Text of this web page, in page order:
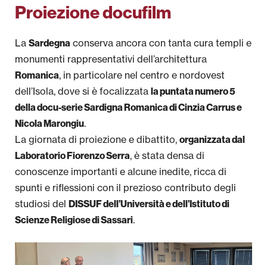
Proiezione docufilm
La Sardegna conserva ancora con tanta cura templi e
monumenti rappresentativi dell’architettura
Romanica, in particolare nel centro e nordovest
dell’Isola, dove si è focalizzata la puntata numero 5
della docu-serie Sardigna Romanica di Cinzia Carrus e
Nicola Marongiu.
La giornata di proiezione e dibattito, organizzata dal
Laboratorio Fiorenzo Serra, è stata densa di
conoscenze importanti e alcune inedite, ricca di
spunti e riflessioni con il prezioso contributo degli
studiosi del DISSUF dell’Università e dell’Istituto di
Scienze Religiose di Sassari.
Storie di Vita
Progetti Regionali
Archivi storici
Newsletter
Area Stampa